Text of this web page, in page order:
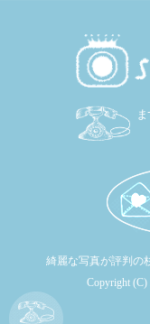
綺麗な写真が評判の
Copyright (C)